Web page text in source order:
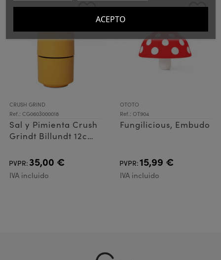
CRUSH GRIND
Ref.: CG0603000018
Sal y Pimienta Crush
Grindt Billundt 12cms
PVPR:35,00 €
IVA incluido
OTOTO
Ref.: OT904
Fungilicious, Embudo
PVPR:15,99 €
IVA incluido
ACEPTO